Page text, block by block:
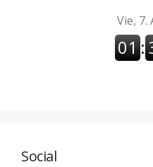
Social